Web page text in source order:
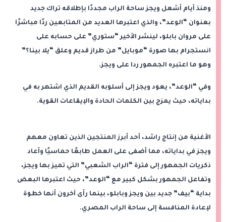
ومنذ أيام أشعل ويجز ساحة الراب مجددًا بإطلاقه تراك جديد
بعنوان “الوعد”، والذي اعتبرها العديد من المتابعين ردًا مباشرًا
على مروان بابلو، لينشر الأخير “ستوري” على حسابه على
انستجرام بها صورة “موبايل” من طراز قديم وعلق “يلا بينا؟”
وهو ما اعتبره الجمهور ردا على ويجز.
وفي “الوعد”، يعود ويجز إلى أسلوبه القديم الذي اشتهر به في
بداياته، حيث يمزج بين الكلمات الحادة والإيقاعات القوية.
الأغنية من إنتاج راشد، أحد أبرز المنتجين الذين تعاون معهم
ويجز في بداياته، مما أضفى على العمل طابعًا حماسيًا وأعاد
ذكريات الجمهور إلى فترة “الراب الشعبي” التي تميز بها ويجز،
وتفاعل الجمهور بشكل كبير مع “الوعد”، حيث اعتبرها البعض
بداية “بيف” جديد بين ويجز وبابلو، بينما رأى آخرون أنها خطوة
لإعادة المنافسة إلى ساحة الراب المصري.